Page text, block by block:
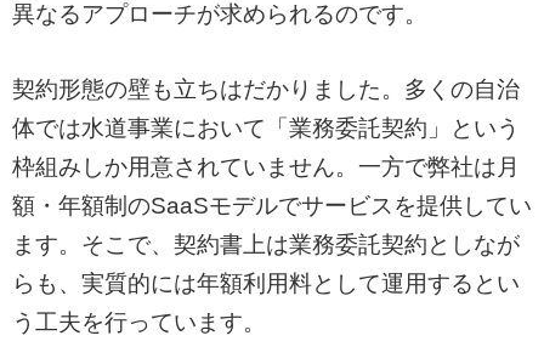
異なるアプローチが求められるのです。
契約形態の壁も立ちはだかりました。多くの自治
体では水道事業において「業務委託契約」という
枠組みしか用意されていません。一方で弊社は月
額・年額制のSaaSモデルでサービスを提供してい
ます。そこで、契約書上は業務委託契約としなが
らも、実質的には年額利用料として運用するとい
う工夫を行っています。